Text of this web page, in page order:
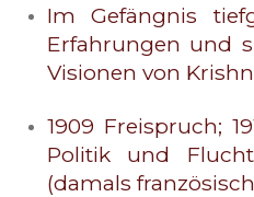
Im Gefängnis
Erfahrungen und
Visionen von
1909 Freispruch;
Politik und
(damals